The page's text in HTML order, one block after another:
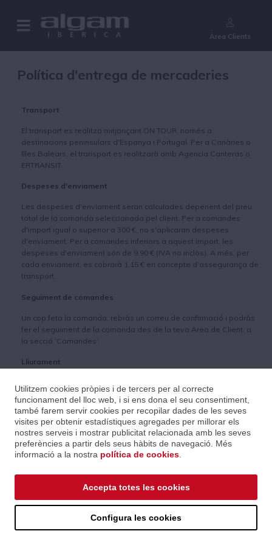
Àrea Clients
Política d'entrega de mercaderies
Transport
El transport es realitza mitjançant ON TOUR, només a
destinacions peninsulars d'Espanya i Portugal. Per a Canàries o
Illes Balears, el transport es realitzarà amb Agencia Canteras o
ERTRANSIT.
Despeses d'enviament
Les despeses d'enviament seran calculades depenent del preu
total de la comanda seleccionada pel client. Per a comandes
d'import igual o superior a 300 €, no s'aplicaran despeses
d'enviament. Per a comandes inferiors a aquest import, les
despeses d'enviament són de 9,90 € (IVA no inclòs). A més, per
cada enviament, es cobrarà 1,15 € en concepte d'assegurança de
transport.
Seguiment de comandes
Un cop feta la comanda, rebràs un correu de confirmació i podràs
fer el seguiment de la comanda des de la teva Àrea de Client, a
la secció ‘Comandes’.
Lliurament
pel client en un termini de 24 a 48 hores (dies laborables) des de
la seva preparació. Els terminis de lliurament seran diferents si el
producte surt del nostre magatzem de Tarragona o de Nantes.
Per a més informació, consulta amb el teu delegat comercial.
© 2026 ALGAM IBÉRICA HOLDING
Tel. +34 934 221
soporte@algamiberica.com
Utilitzem cookies pròpies i de tercers per al correcte
funcionament del lloc web, i si ens dona el seu consentiment,
també farem servir cookies per recopilar dades de les seves
visites per obtenir estadístiques agregades per millorar els
nostres serveis i mostrar publicitat relacionada amb les seves
preferències a partir dels seus hàbits de navegació. Més
informació a la nostra política de cookies
Configura les cookies
Accepta totes les cookies